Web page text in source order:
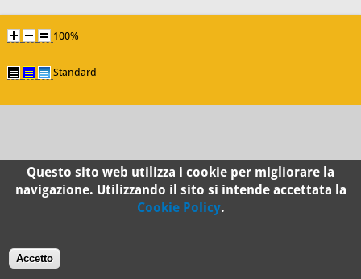
100%
Standard
Questo sito web utilizza i cookie per migliorare la
navigazione. Utilizzando il sito si intende accettata la
Cookie Policy.
Accetto